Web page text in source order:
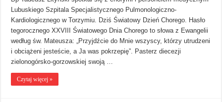
Lubuskiego Szpitala Specjalistycznego Pulmonologiczno-
Kardiologicznego w Torzymiu. Dziś Światowy Dzień Chorego. Hasło
tegorocznego XXVIII Światowego Dnia Chorego to słowa z Ewangelii
według św. Mateusza: „Przyjdźcie do Mnie wszyscy, którzy utrudzeni
i obciążeni jesteście, a Ja was pokrzepię”. Pasterz diecezji
zielonogórsko-gorzowskiej swoją …
Czytaj więcej »